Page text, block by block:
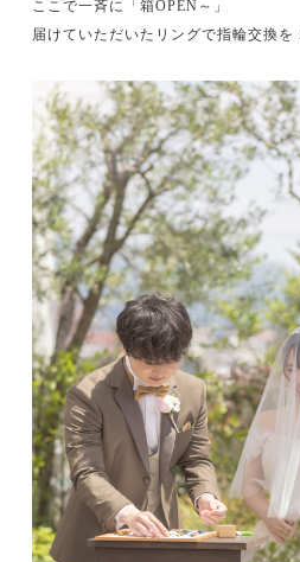
ここで一斉に「箱OPEN～」
届けていただいたリングで指輪交換を